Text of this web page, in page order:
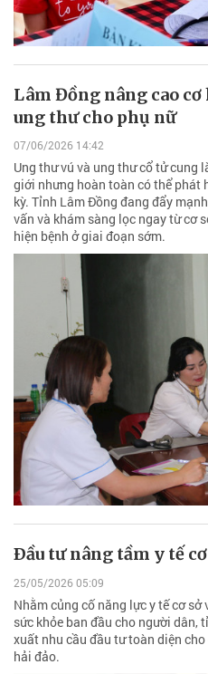
Lâm Đồng nâng cao
ung thư cho phụ nữ
07/06/2026 14:42
Ung thư vú và ung thư cổ tử cung
giới nhưng hoàn toàn có thể phát
kỳ. Tỉnh Lâm Đồng đang đẩy
vấn và khám sàng lọc ngay từ cơ
hiện bệnh ở giai đoạn sớm.
Ðầu tư nâng tầm y tế
25/05/2026 05:09
Nhằm củng cố năng lực y tế cơ
sức khỏe ban đầu cho người dân,
xuất nhu cầu đầu tư toàn diện
hải đảo.